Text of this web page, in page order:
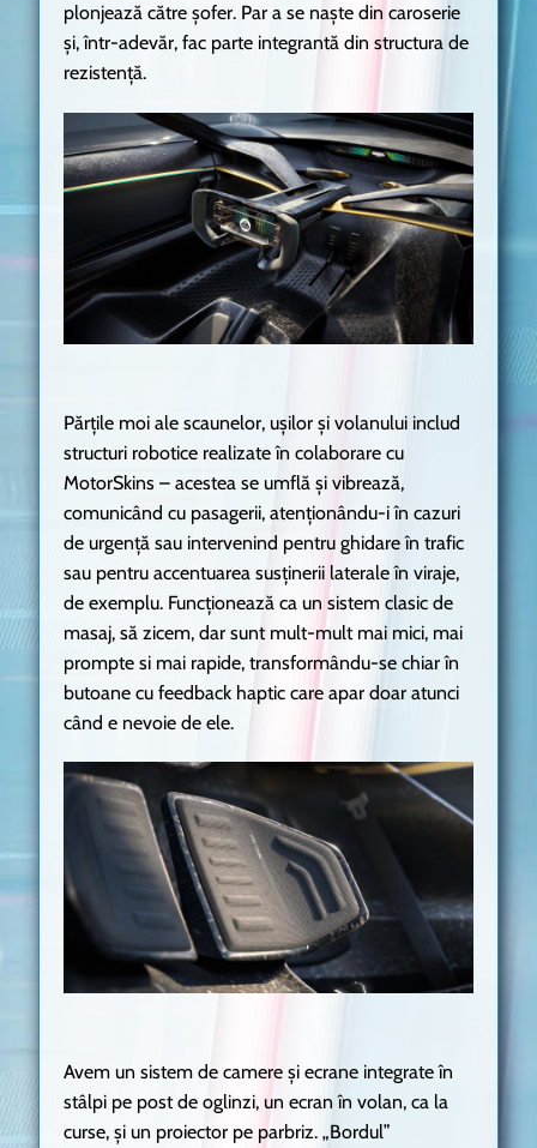
plonjează către șofer. Par a se naște din caroserie
și, într-adevăr, fac parte integrantă din structura de
rezistență.
Părțile moi ale scaunelor, ușilor și volanului includ
structuri robotice realizate în colaborare cu
MotorSkins – acestea se umflă și vibrează,
comunicând cu pasagerii, atenționându-i în cazuri
de urgență sau intervenind pentru ghidare în trafic
sau pentru accentuarea susținerii laterale în viraje,
de exemplu. Funcționează ca un sistem clasic de
masaj, să zicem, dar sunt mult-mult mai mici, mai
prompte si mai rapide, transformându-se chiar în
butoane cu feedback haptic care apar doar atunci
când e nevoie de ele.
Avem un sistem de camere și ecrane integrate în
stâlpi pe post de oglinzi, un ecran în volan, ca la
curse, și un proiector pe parbriz. „Bordul”